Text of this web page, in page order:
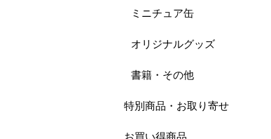
ミニチュア缶
オリジナルグッズ
書籍・その他
特別商品・お取り寄せ
お買い得商品